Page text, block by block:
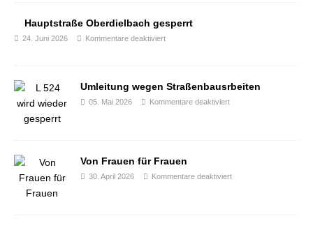
Hauptstraße Oberdielbach gesperrt
24. Juni 2026 Kommentare deaktiviert
Umleitung wegen Straßenbausrbeiten
05. Mai 2026 Kommentare deaktiviert
Von Frauen für Frauen
30. April 2026 Kommentare deaktiviert